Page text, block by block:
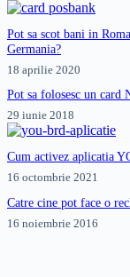
Pot sa scot bani in
Germania?
18 aprilie 2020
Pot sa folosesc un card
29 iunie 2018
Cum activez aplicatia
16 octombrie 2021
Catre cine pot face o
16 noiembrie 2016